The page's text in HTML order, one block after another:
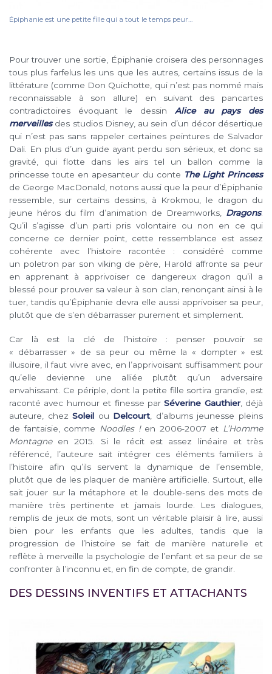
Épiphanie est une petite fille qui a tout le temps peur…
Pour trouver une sortie, Épiphanie croisera des personnages
tous plus farfelus les uns que les autres, certains issus de la
littérature (comme Don Quichotte, qui n’est pas nommé mais
reconnaissable à son allure) en suivant des pancartes
contradictoires évoquant le dessin Alice au pays des
merveillesdes studios Disney, au sein d’un décor désertique
qui n’est pas sans rappeler certaines peintures de Salvador
Dali. En plus d’un guide ayant perdu son sérieux, et donc sa
gravité, qui flotte dans les airs tel un ballon comme la
princesse toute en apesanteur du conte The Light Princess
de George MacDonald, notons aussi que la peur d’Épiphanie
ressemble, sur certains dessins, à Krokmou, le dragon du
jeune héros du film d’animation de Dreamworks, Dragons.
Qu’il s’agisse d’un parti pris volontaire ou non en ce qui
concerne ce dernier point, cette ressemblance est assez
cohérente avec l’histoire racontée : considéré comme
un poletron par son viking de père, Harold affronte sa peur
en apprenant à apprivoiser ce dangereux dragon qu’il a
blessé pour prouver sa valeur à son clan, renonçant ainsi à le
tuer, tandis qu’Épiphanie devra elle aussi apprivoiser sa peur,
plutôt que de s’en débarrasser purement et simplement.
Car là est la clé de l’histoire : penser pouvoir se
« débarrasser » de sa peur ou même la « dompter » est
illusoire, il faut vivre avec, en l’apprivoisant suffisamment pour
qu’elle devienne une alliée plutôt qu’un adversaire
envahissant. Ce périple, dont la petite fille sortira grandie, est
raconté avec humour et finesse parSéverine Gauthier, déjà
auteure, chezSoleil ou Delcourt , d’albums jeunesse pleins
de fantaisie, comme
Noodles !en 2006-2007 et L’Homme
Montagneen 2015. Si le récit est assez linéaire et très
référencé, l’auteure sait intégrer ces éléments familiers à
l’histoire afin qu’ils servent la dynamique de l’ensemble,
plutôt que de les plaquer de manière artificielle. Surtout, elle
sait jouer sur la métaphore et le double-sens des mots de
manière très pertinente et jamais lourde. Les dialogues,
remplis de jeux de mots, sont un véritable plaisir à lire, aussi
bien pour les enfants que les adultes, tandis que la
progression de l’histoire se fait de manière naturelle et
reflète à merveille la psychologie de l’enfant et sa peur de se
confronter à l’inconnu et, en fin de compte, de grandir.
DES DESSINS INVENTIFS ET ATTACHANTS